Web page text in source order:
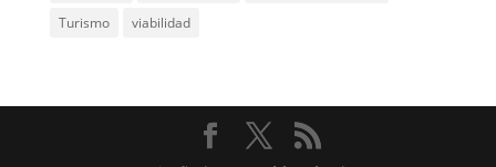
Turismo
viabilidad